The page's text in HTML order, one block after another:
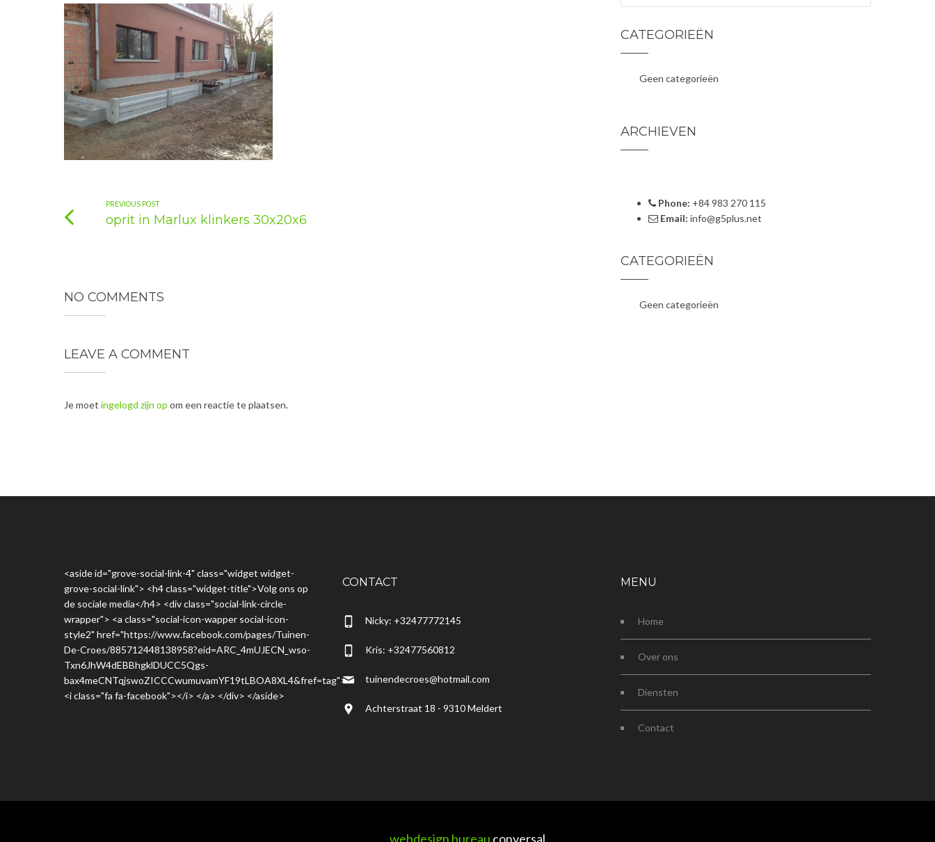
PREVIOUS POST
oprit in Marlux klinkers 30x20x6
NO COMMENTS
LEAVE A COMMENT
Je moet ingelogd zijn op om een reactie te plaatsen.
CATEGORIEËN
Geen categorieën
ARCHIEVEN
Phone: +84 983 270 115
Email: info@g5plus.net
CATEGORIEËN
Geen categorieën
<aside id="grove-social-link-4" class="widget widget-
grove-social-link"> <h4 class="widget-title">Volg ons op
de sociale media</h4> <div class="social-link-circle-
wrapper"> <a class="social-icon-wapper social-icon-
style2" href="https://www.facebook.com/pages/Tuinen-
De-Croes/885712448138958?eid=ARC_4mUJECN_wso-
Txn6JhW4dEBBhgklDUCC5Qgs-
bax4meCNTqjswoZICCCwumuvamYF19tLBOA8XL4&fref=tag">
<i class="fa fa-facebook"></i> </a> </div> </aside>
CONTACT
Nicky: +32477772145
Kris: +32477560812
tuinendecroes@hotmail.com
Achterstraat 18 - 9310 Meldert
MENU
Home
Over ons
Diensten
Contact
webdesign bureau conversal